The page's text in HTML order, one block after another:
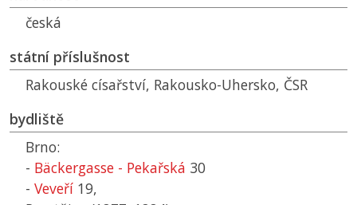
česká
státní příslušnost
Rakouské císařství, Rakousko-Uhersko, ČSR
bydliště
Brno:
- Bäckergasse - Pekařská 30
- Veveří 19,